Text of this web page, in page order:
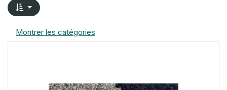
Montrer les catégories